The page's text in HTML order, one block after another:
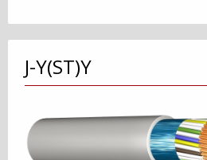
J-Y(ST)Y